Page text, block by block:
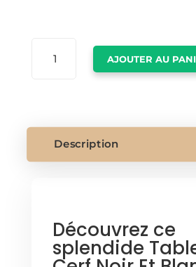
NOIR
AJOUTER AU
Description
Découvrez ce
splendide